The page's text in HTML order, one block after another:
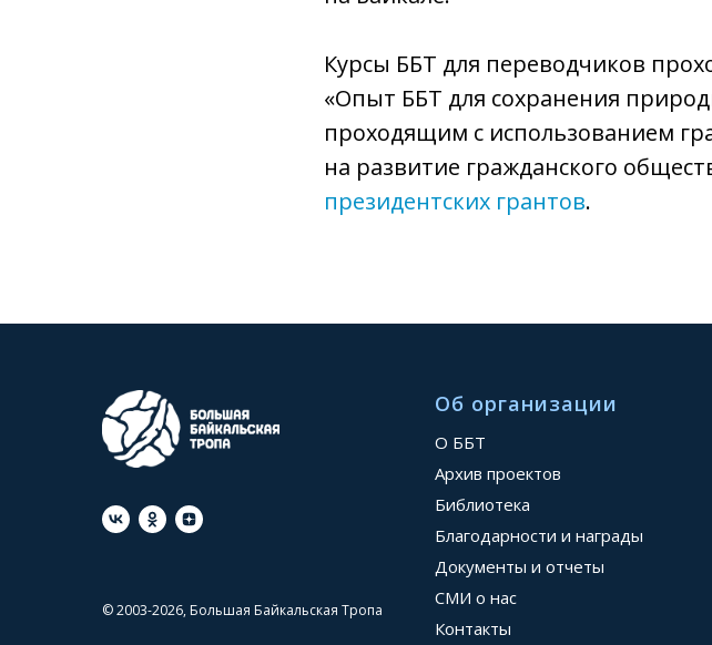
Курсы ББТ для переводчиков
«Опыт ББТ для сохранения
проходящим с использованием
на развитие гражданского
президентских грантов.
© 2003-2026, Большая Байкальская Тропа
Об организации
О ББТ
Архив проектов
Библиотека
Благодарности и награды
Документы и отчеты
СМИ о нас
Контакты